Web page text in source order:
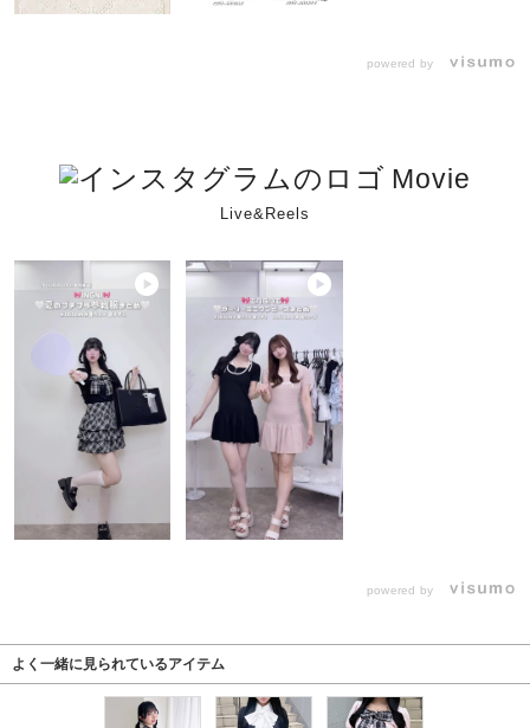
powered by
Movie
Live&Reels
powered by
よく一緒に見られているアイテム